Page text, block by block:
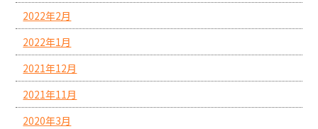
2022年2月
2022年1月
2021年12月
2021年11月
2020年3月